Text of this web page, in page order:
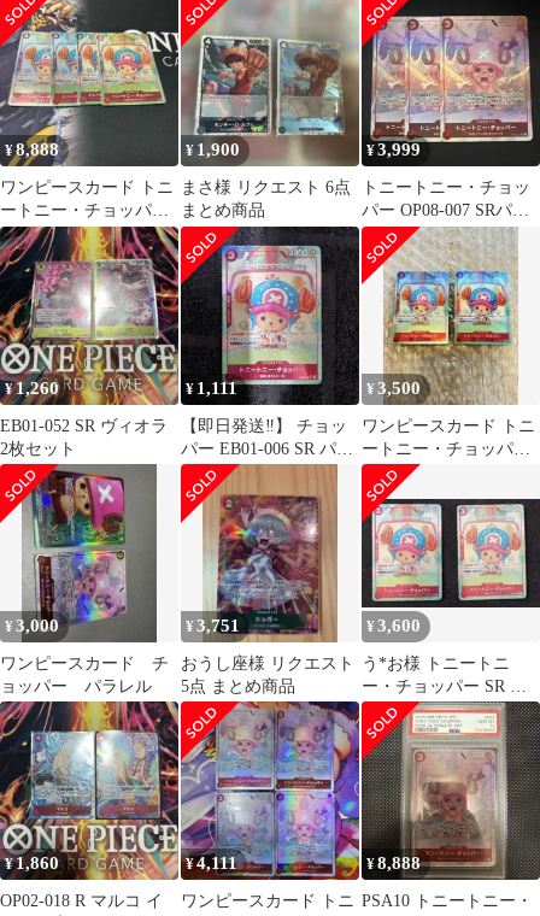
カードおまけ付き
¥8,888
ワンピースカード トニ
ートニー・チョッパー
sr パラレル 赤
¥ 1,900
まさ様 リクエスト 6点
まとめ商品
¥3,999
トニートニー・チョッ
パー OP08-007 SRパラ
レル3枚セット
¥1,260
EB01-052 SR ヴィオラ
2枚セット
¥ 1,111
【即日発送‼️】 チョッ
パー EB01-006 SR パラ
レル‼️
¥3,500
ワンピースカード トニ
ートニー・チョッパー
2枚セット SRパラレ
ル
¥3,000
ワンピースカード チ
ョッパー パラレル
¥3,751
おうし座様 リクエスト
5点 まとめ商品
¥3,600
う*お様 トニートニ
ー・チョッパー SR パ
ラレル EB01-006 2枚セ
ット
¥1,860
OP02-018 R マルコ イ
¥4,111
ワンピースカード トニ
¥8,888
PSA10 トニートニー・